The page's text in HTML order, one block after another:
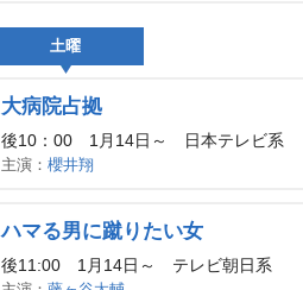
土曜
大病院占拠
後10：00 1月14日～ 日本テレビ系
主演： 櫻井翔
ハマる男に蹴りたい女
後11:00 1月14日～ テレビ朝日系